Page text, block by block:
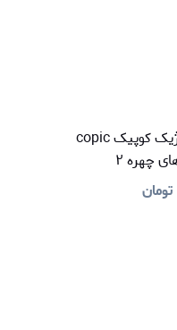
مجموعه‌ی ۱ + ۵ تایی ماژیک کوپیک copic
تومان